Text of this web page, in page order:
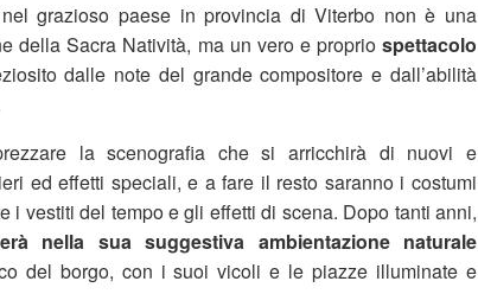
grazioso paese in provincia di Viterbo non è una
della Sacra Natività, ma un vero e proprio spettacolo
dalle note del grande compositore e dall’abilità
la scenografia che si arricchirà di nuovi e
ed effetti speciali, e a fare il resto saranno i costumi
i vestiti del tempo e gli effetti di scena. Dopo tanti anni,
nella sua suggestiva ambientazione naturale
del borgo, con i suoi vicoli e le piazze illuminate e